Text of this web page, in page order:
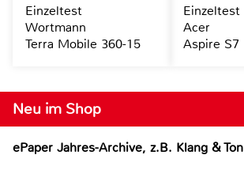
Neu im Shop
ePaper Jahres-Archive, z.B. Klang & Ton
Einzeltest
Wortmann
Terra Mobile 360-15
Einzeltest
Acer
Aspire S7